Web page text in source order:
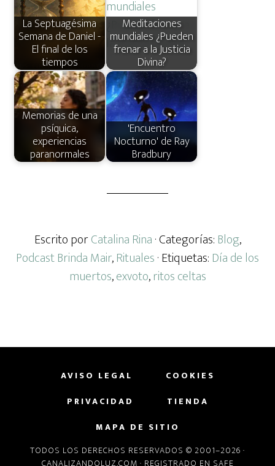
La Septuagésima
Semana de Daniel -
El final de los
tiempos
Meditaciones
mundiales ¿Pueden
frenar a la Justicia
Divina?
Memorias de una
psíquica,
experiencias
paranormales
'Encuentro
Nocturno' de Ray
Bradbury
Escrito porCatalina Rina· Categorías: Blog,
Podcast Brinda Mair,Rituales· Etiquetas: Día de los
muertos,exvoto,ritos celtas
AVISO LEGAL
COOKIES
PRIVACIDAD
TIENDA
MAPA DE SITIO
TODOS LOS DERECHOS RESERVADOS © 2001–2026 ·